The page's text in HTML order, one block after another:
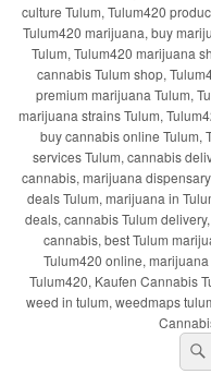
culture Tulum, Tulum420
Tulum420 marijuana, buy
Tulum, Tulum420 marijuana
cannabis Tulum shop,
premium marijuana Tulum,
marijuana strains Tulum,
buy cannabis online Tulum,
services Tulum, cannabis
cannabis, marijuana
deals Tulum, marijuana in
deals, cannabis Tulum
cannabis, best Tulum
Tulum420 online,
Tulum420, Kaufen Cannabis
weed in tulum, weedmaps
por: